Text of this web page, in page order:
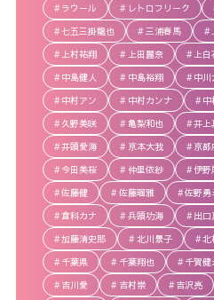
ラウール
レトロフリーク
七五三掛龍也
三浦春馬
上村祐翔
上田麗奈 上
中島健人
中島裕翔 中川
中村アン
中村カンナ 中
久野美咲
亀梨和也 井上
井頭愛海
京本大我 京都
今田美桜
仲里依紗 伊野
佐藤健
佐藤瑠雅 佐野勇
倉科カナ
兵頭功海 出口
加藤清史郎
北川景子 北
千葉県
千葉翔也 千賀健
吉川愛
吉村崇 吉沢亮